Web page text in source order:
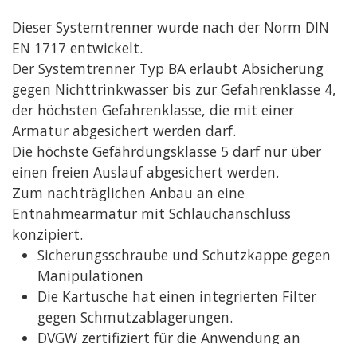
Dieser Systemtrenner wurde nach der Norm DIN
EN 1717 entwickelt.
Der Systemtrenner Typ BA erlaubt Absicherung
gegen Nichttrinkwasser bis zur Gefahrenklasse 4,
der höchsten Gefahrenklasse, die mit einer
Armatur abgesichert werden darf.
Die höchste Gefährdungsklasse 5 darf nur über
einen freien Auslauf abgesichert werden.
Zum nachträglichen Anbau an eine
Entnahmearmatur mit Schlauchanschluss
konzipiert.
Sicherungsschraube und Schutzkappe gegen
Manipulationen
Die Kartusche hat einen integrierten Filter
gegen Schmutzablagerungen.
DVGW zertifiziert für die Anwendung an